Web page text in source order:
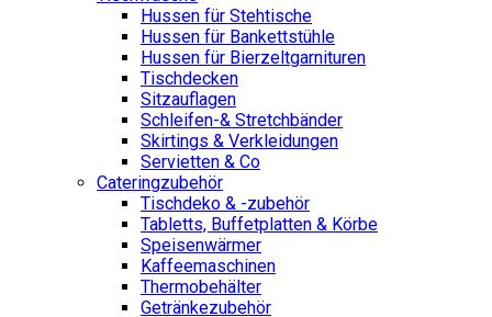
Hussen für Stehtische
Hussen für Bankettstühle
Hussen für Bierzeltgarnituren
Tischdecken
Sitzauflagen
Schleifen-& Stretchbänder
Skirtings & Verkleidungen
Servietten & Co
Cateringzubehör
Tischdeko & -zubehör
Tabletts, Buffetplatten & Körbe
Speisenwärmer
Kaffeemaschinen
Thermobehälter
Getränkezubehör